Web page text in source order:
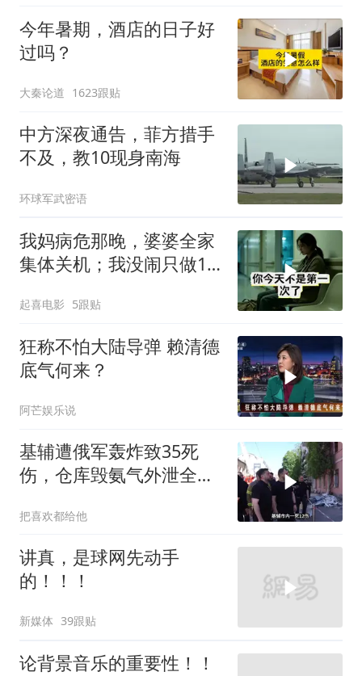
今年暑期，酒店的日子好
过吗？
大秦论道 1623跟贴
中方深夜通告，菲方措手
不及，教10现身南海
环球军武密语
我妈病危那晚，婆婆全家
集体关机；我没闹只做1
你是不是疯了？
起喜电影 5跟贴
狂称不怕大陆导弹 赖清德
底气何来？
阿芒娱乐说
基辅遭俄军轰炸致35死
伤，仓库毁氨气外泄全城
把喜欢都给他
讲真，是球网先动手
的！！！
新媒体 39跟贴
论背景音乐的重要性！！